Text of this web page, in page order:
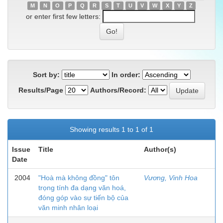
M
N O P Q R S T U V W X Y Z
or enter first few letters:
Sort by:
In order:
Results/Page
Authors/Record:
Showing results 1 to 1 of 1
Issue
Date
Title Author(s)
2004
"Hoà mà không đồng" tôn
trọng tính đa dạng văn hoá,
đóng góp vào sự tiến bộ của
văn minh nhân loại
Vương, Vinh Hoa